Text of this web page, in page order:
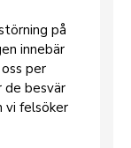
på
innebär
per
de besvär
vi felsöker